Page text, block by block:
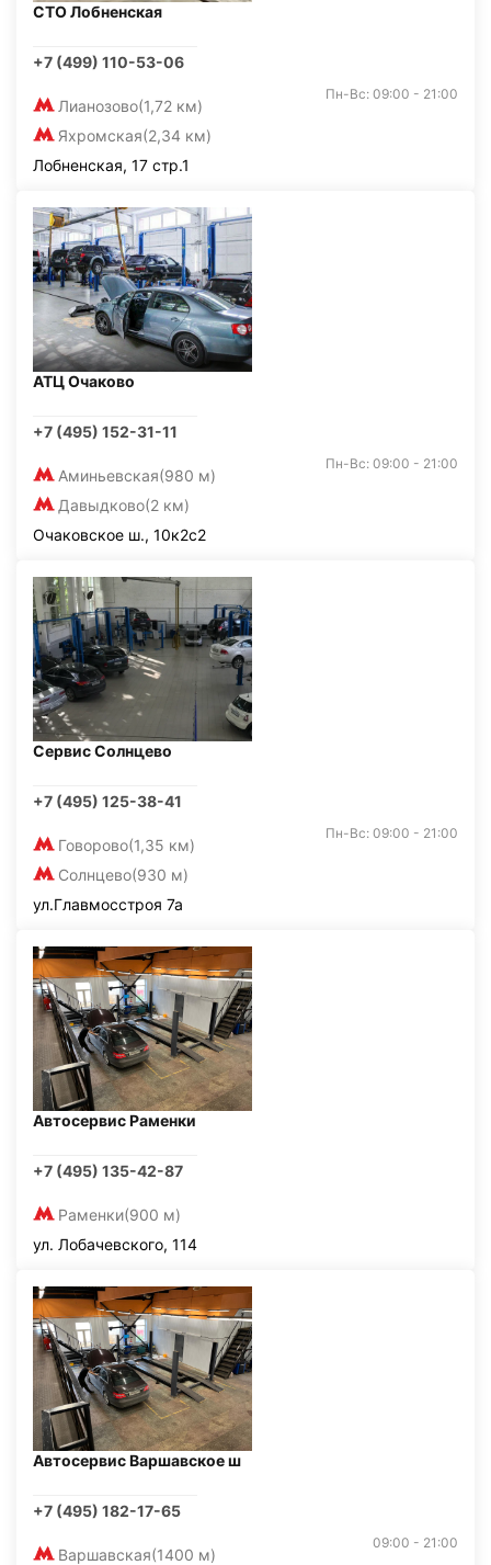
СТО Лобненская
+7 (499) 110-53-06
Лианозово(1,72 км)
Яхромская(2,34 км)
Пн-Вс: 09:00 - 21:00
Лобненская, 17 стр.1
АТЦ Очаково
+7 (495) 152-31-11
Аминьевская(980 м)
Давыдково(2 км)
Пн-Вс: 09:00 - 21:00
Очаковское ш., 10к2с2
Сервис Солнцево
+7 (495) 125-38-41
Говорово(1,35 км)
Солнцево(930 м)
Пн-Вс: 09:00 - 21:00
ул.Главмосстроя 7а
Автосервис Раменки
+7 (495) 135-42-87
Раменки(900 м)
ул. Лобачевского, 114
Автосервис Варшавское ш
+7 (495) 182-17-65
Варшавская(1400 м)
09:00 - 21:00